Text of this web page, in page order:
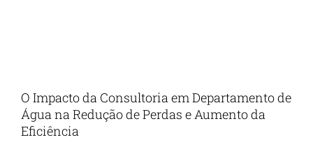
O Impacto da Consultoria em Departamento de
Água na Redução de Perdas e Aumento da
Eficiência